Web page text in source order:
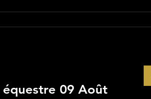
équestre 09 Août